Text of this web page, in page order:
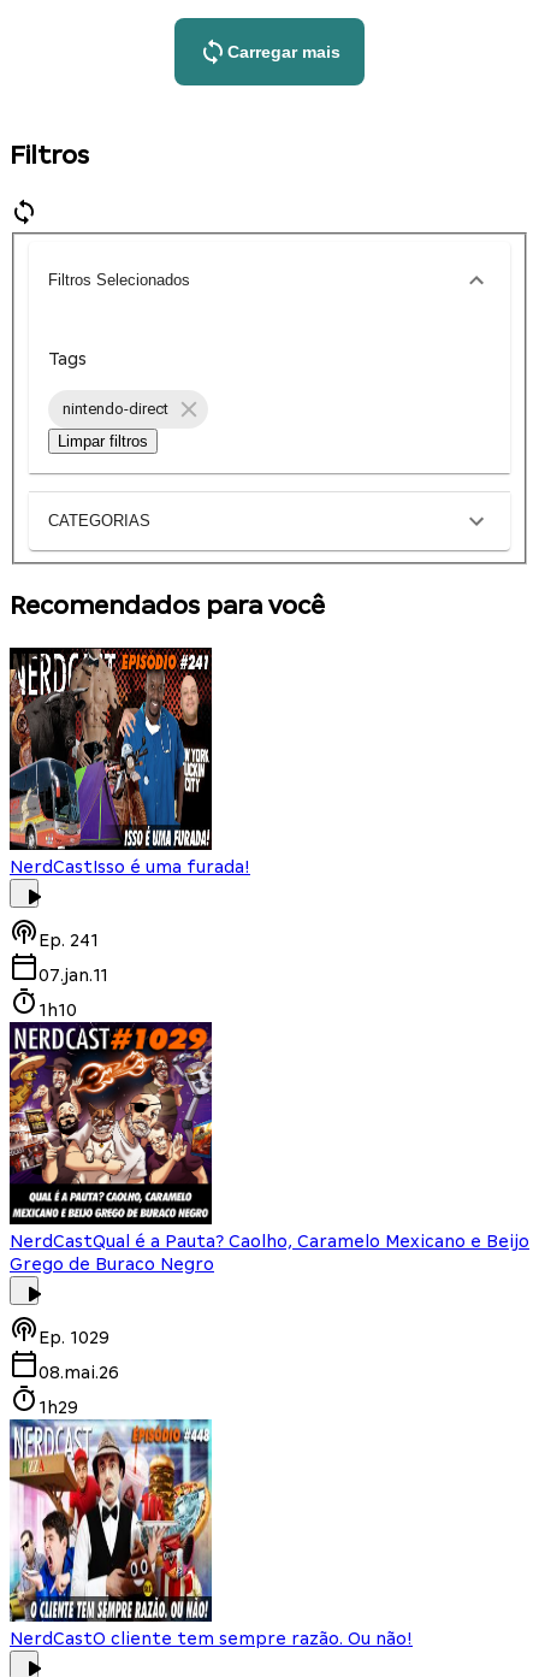
Carregar mais
Filtros
Filtros Selecionados
Tags
nintendo-direct
Limpar filtros
CATEGORIAS
Recomendados para você
NerdCastIsso é uma furada!
Ep. 241
07.jan.11
1h10
NerdCastQual é a Pauta? Caolho, Caramelo Mexicano e Beijo
Grego de Buraco Negro
Ep. 1029
08.mai.26
1h29
NerdCastO cliente tem sempre razão. Ou não!